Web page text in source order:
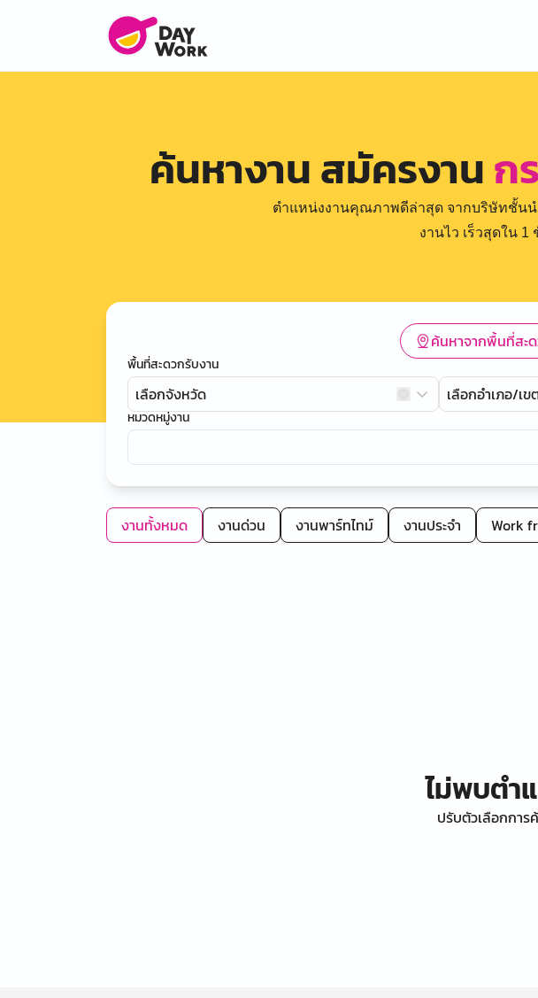
ค้นหางาน สมัครงานก
ตำแหน่งงานคุณภาพดีล่าสุด จากบริษัทชั้น
งานไว เร็วสุดใน
ค้นหาจากพื้นที่สะ
พื้นที่สะดวกรับงาน
เลือกจังหวัด เลือกอำเภอ/เข
หมวดหมู่งาน
งานทั้งหมด งานด่วน งานพาร์ทไทม์ งานประจำ Work
ไม่พบตำ
ปรับตัวเลือกกา